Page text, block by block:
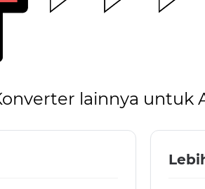
lainnya untuk